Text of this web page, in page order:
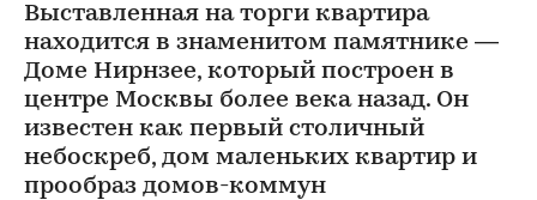
Выставленная на торги квартира
находится в знаменитом памятнике —
Доме Нирнзее, который построен в
центре Москвы более века назад. Он
известен как первый столичный
небоскреб, дом маленьких квартир и
прообраз домов-коммун